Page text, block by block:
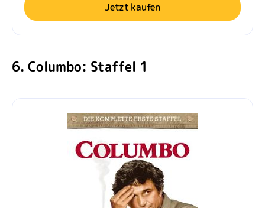
Jetzt kaufen
6. Columbo: Staffel 1